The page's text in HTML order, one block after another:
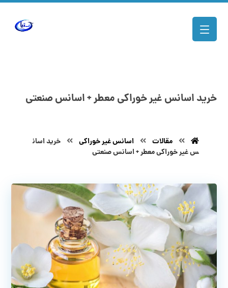
خرید اسانس غیر خوراکی معطر + اسانس صنعتی
مقالات اسانس غیر خوراکی
خرید اسان
س غیر خوراکی معطر + اسانس صنعتی